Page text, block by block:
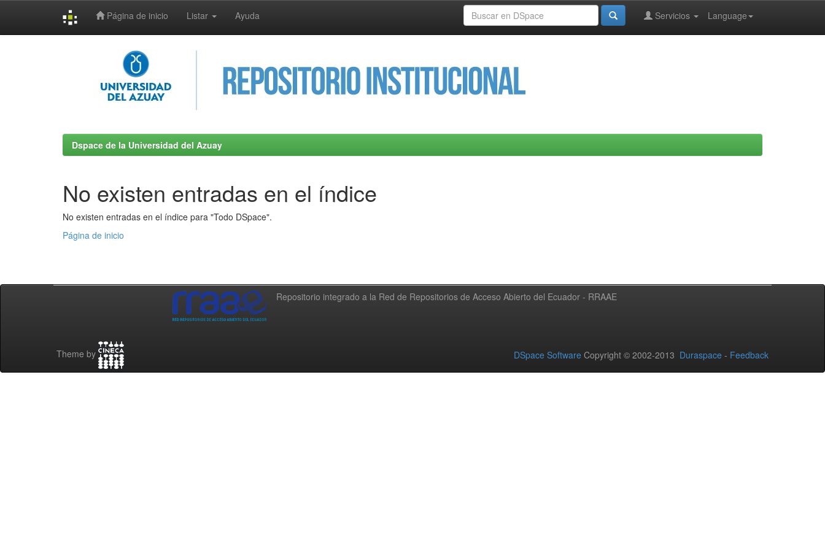
Página de inicio Listar Ayuda Language
Servicios
Dspace de la Universidad del Azuay
No existen entradas en el índice
No existen entradas en el índice para "Todo DSpace".
Página de inicio
Repositorio integrado a la Red de Repositorios de Acceso Abierto del Ecuador - RRAAE
Theme by DSpace Software Copyright © 2002-2013 Duraspace - Feedback